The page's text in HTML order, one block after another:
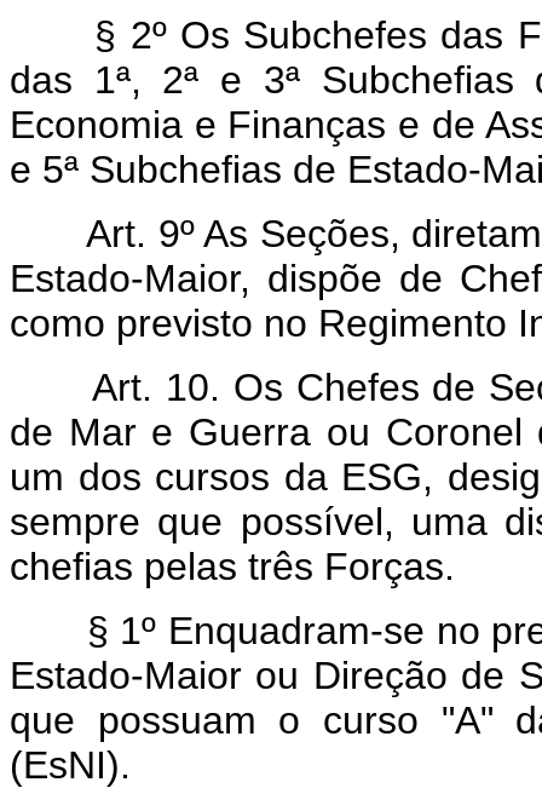
§ 2º Os Subchefes das
das 1ª, 2ª e 3ª Subchefias
Economia e Finanças e de
e 5ª Subchefias de Estado-
Art. 9º As Seções,
Estado-Maior, dispõe de
como previsto no Regimento
Art. 10. Os Chefes de
de Mar e Guerra ou Coronel
um dos cursos da ESG,
sempre que possível, uma
chefias pelas três Forças.
§ 1º Enquadram-se no
Estado-Maior ou Direção de
que possuam o curso "A"
(EsNI).